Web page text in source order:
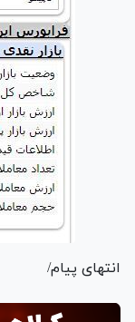
انتهای پیام/